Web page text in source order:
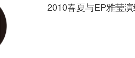
2010春夏与EP雅莹